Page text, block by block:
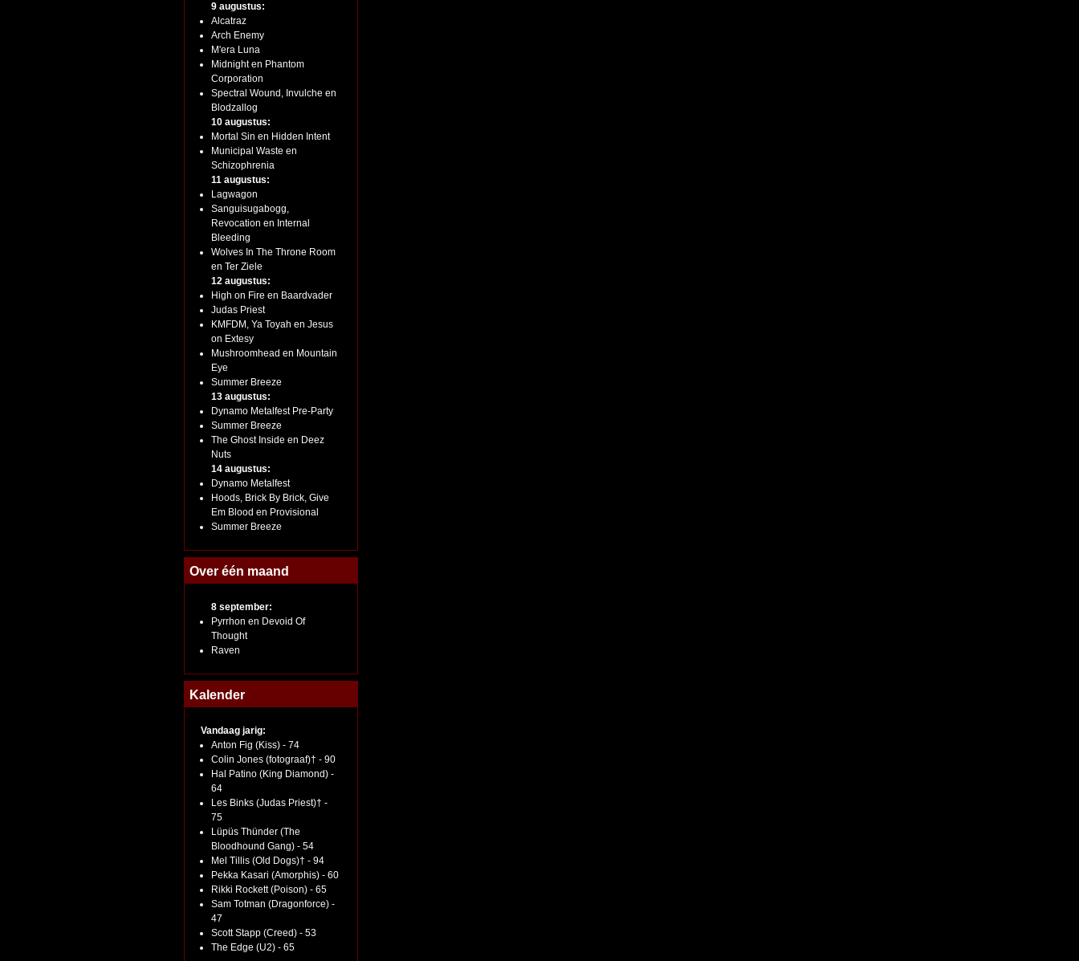
9 augustus:
Alcatraz
Arch Enemy
M'era Luna
Midnight en Phantom
Corporation
Spectral Wound, Invulche en
Blodzallog
10 augustus:
Mortal Sin en Hidden Intent
Municipal Waste en
Schizophrenia
11 augustus:
Lagwagon
Sanguisugabogg,
Revocation en Internal
Bleeding
Wolves In The Throne Room
en Ter Ziele
12 augustus:
High on Fire en Baardvader
Judas Priest
KMFDM, Ya Toyah en Jesus
on Extesy
Mushroomhead en Mountain
Eye
Summer Breeze
13 augustus:
Dynamo Metalfest Pre-Party
Summer Breeze
The Ghost Inside en Deez
Nuts
14 augustus:
Dynamo Metalfest
Hoods, Brick By Brick, Give
Em Blood en Provisional
Summer Breeze
Over één maand
8 september:
Pyrrhon en Devoid Of
Thought
Raven
Kalender
Vandaag jarig:
Anton Fig (Kiss) - 74
Colin Jones (fotograaf)† - 90
Hal Patino (King Diamond) -
64
Les Binks (Judas Priest)† -
75
Lüpüs Thünder (The
Bloodhound Gang) - 54
Mel Tillis (Old Dogs)† - 94
Pekka Kasari (Amorphis) - 60
Rikki Rockett (Poison) - 65
Sam Totman (Dragonforce) -
47
Scott Stapp (Creed) - 53
The Edge (U2) - 65